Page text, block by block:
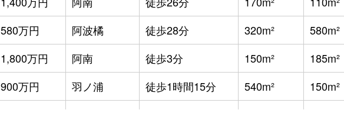
580万円 阿波橘 徒歩28分 320m² 580m²
1,800万円 阿南 徒歩3分 150m² 185m²
900万円 羽ノ浦 徒歩1時間15分 540m² 150m²